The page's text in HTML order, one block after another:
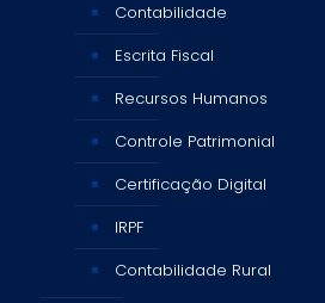
Contabilidade
Escrita Fiscal
Recursos Humanos
Controle Patrimonial
Certificação Digital
IRPF
Contabilidade Rural